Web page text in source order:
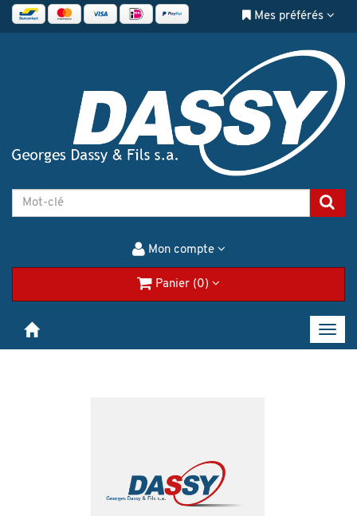
Mes préférés
Mon compte
Panier (0)